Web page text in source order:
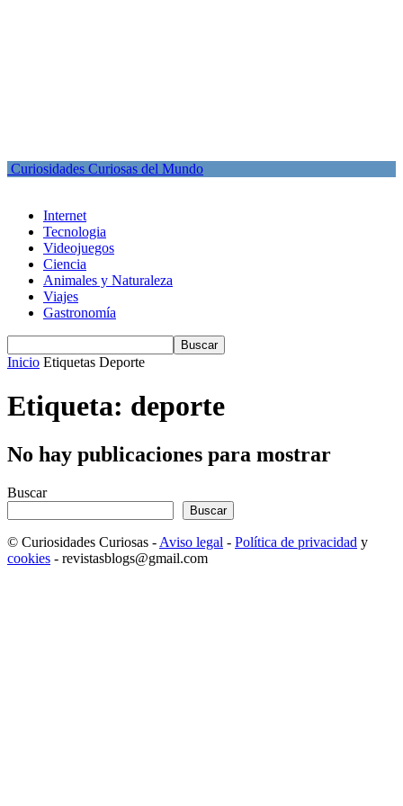
Curiosidades Curiosas del Mundo
Internet
Tecnologia
Videojuegos
Ciencia
Animales y Naturaleza
Viajes
Gastronomía
Inicio Etiquetas Deporte
Etiqueta: deporte
No hay publicaciones para mostrar
Buscar
Buscar
© Curiosidades Curiosas - Aviso legal - Política de privacidad y
cookies - revistasblogs@gmail.com